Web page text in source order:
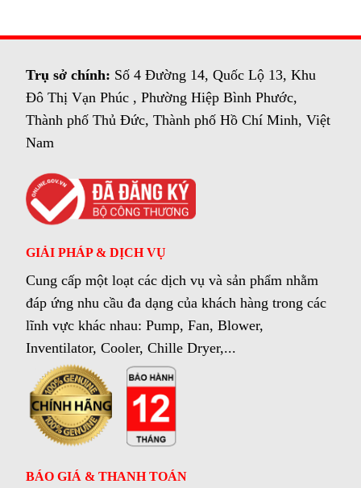
Trụ sở chính: Số 4 Đường 14, Quốc Lộ 13, Khu
Đô Thị Vạn Phúc , Phường Hiệp Bình Phước,
Thành phố Thủ Đức, Thành phố Hồ Chí Minh, Việt
Nam
GIẢI PHÁP & DỊCH VỤ
Cung cấp một loạt các dịch vụ và sản phẩm nhằm
đáp ứng nhu cầu đa dạng của khách hàng trong các
lĩnh vực khác nhau: Pump, Fan, Blower,
Inventilator, Cooler, Chille Dryer,...
BÁO GIÁ & THANH TOÁN